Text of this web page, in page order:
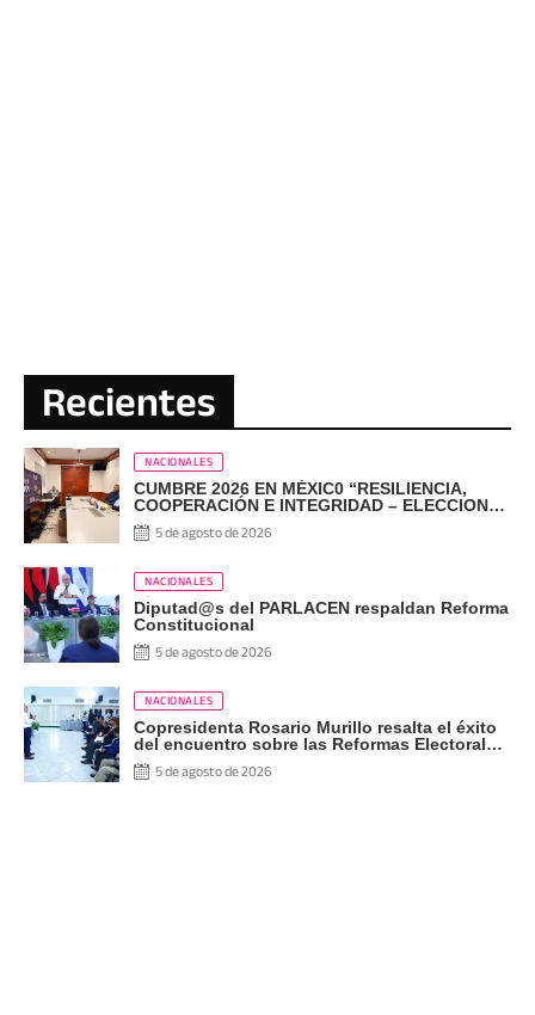
Recientes
NACIONALES
CUMBRE 2026 EN MÉXIC0 “RESILIENCIA,
COOPERACIÓN E INTEGRIDAD – ELECCIONES
EN EL SIGLO XXI”
5 de agosto de 2026
NACIONALES
Diputad@s del PARLACEN respaldan Reforma
Constitucional
5 de agosto de 2026
NACIONALES
Copresidenta Rosario Murillo resalta el éxito
del encuentro sobre las Reformas Electorales
con diputados del PARLACEN
5 de agosto de 2026